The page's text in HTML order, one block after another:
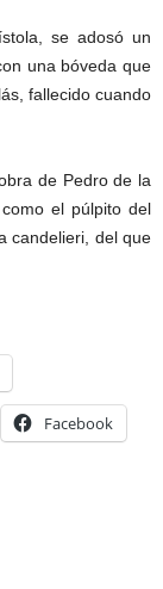
se adosó un
una bóveda que
fallecido cuando
de Pedro de la
el púlpito del
candelieri, del que
Facebook